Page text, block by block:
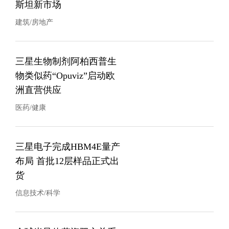
斯坦新市场
建筑/房地产
三星生物制剂阿柏西普生
物类似药“Opuviz”启动欧
洲直营供应
医药/健康
三星电子完成HBM4E量产
布局 首批12层样品正式出
货
信息技术/科学